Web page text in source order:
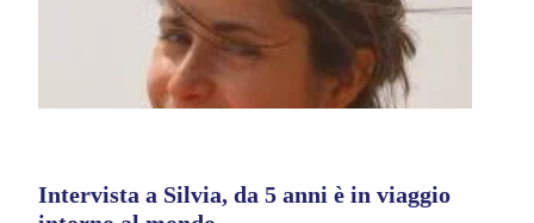
Intervista a Silvia, da 5 anni è in viaggio